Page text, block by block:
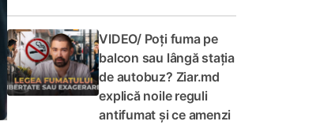
VIDEO/ Poți fuma pe
balcon sau lângă stația
de autobuz? Ziar.md
explică noile reguli
antifumat și ce amenzi